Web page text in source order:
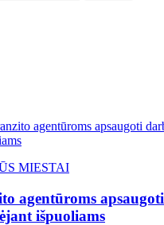
MIESTAI
agentūroms apsaugoti
išpuoliams